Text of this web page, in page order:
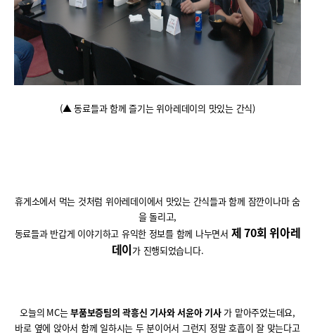
(▲ 동료들과 함께 즐기는 위아레데이의 맛있는 간식)
휴게소에서 먹는 것처럼 위아레데이에서 맛있는 간식들과 함께 잠깐이나마 숨
을 돌리고,
동료들과 반갑게 이야기하고 유익한 정보를 함께 나누면서 제70회 위아레
데이가 진행되었습니다.
오늘의 MC는부품보증팀의 곽흥신 기사와 서윤아 기사가 맡아주었는데요,
바로 옆에 앉아서 함께 일하시는 두 분이어서 그런지 정말 호흡이 잘 맞는다고